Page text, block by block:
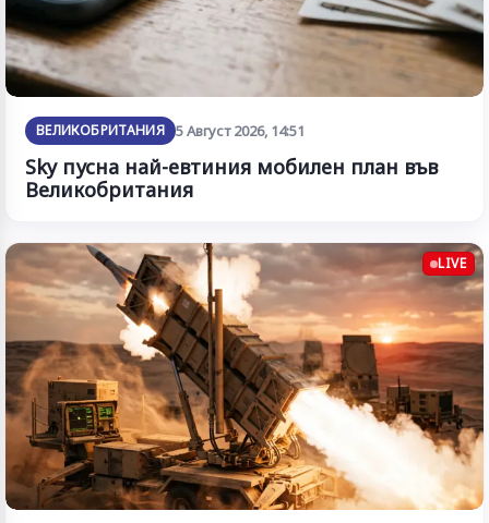
ВЕЛИКОБРИТАНИЯ 5 Август 2026, 14:51
Sky пусна най-евтиния мобилен план във
Великобритания
LIVE